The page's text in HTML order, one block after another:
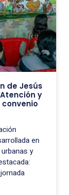
de Jesús
y
convenio
en
y